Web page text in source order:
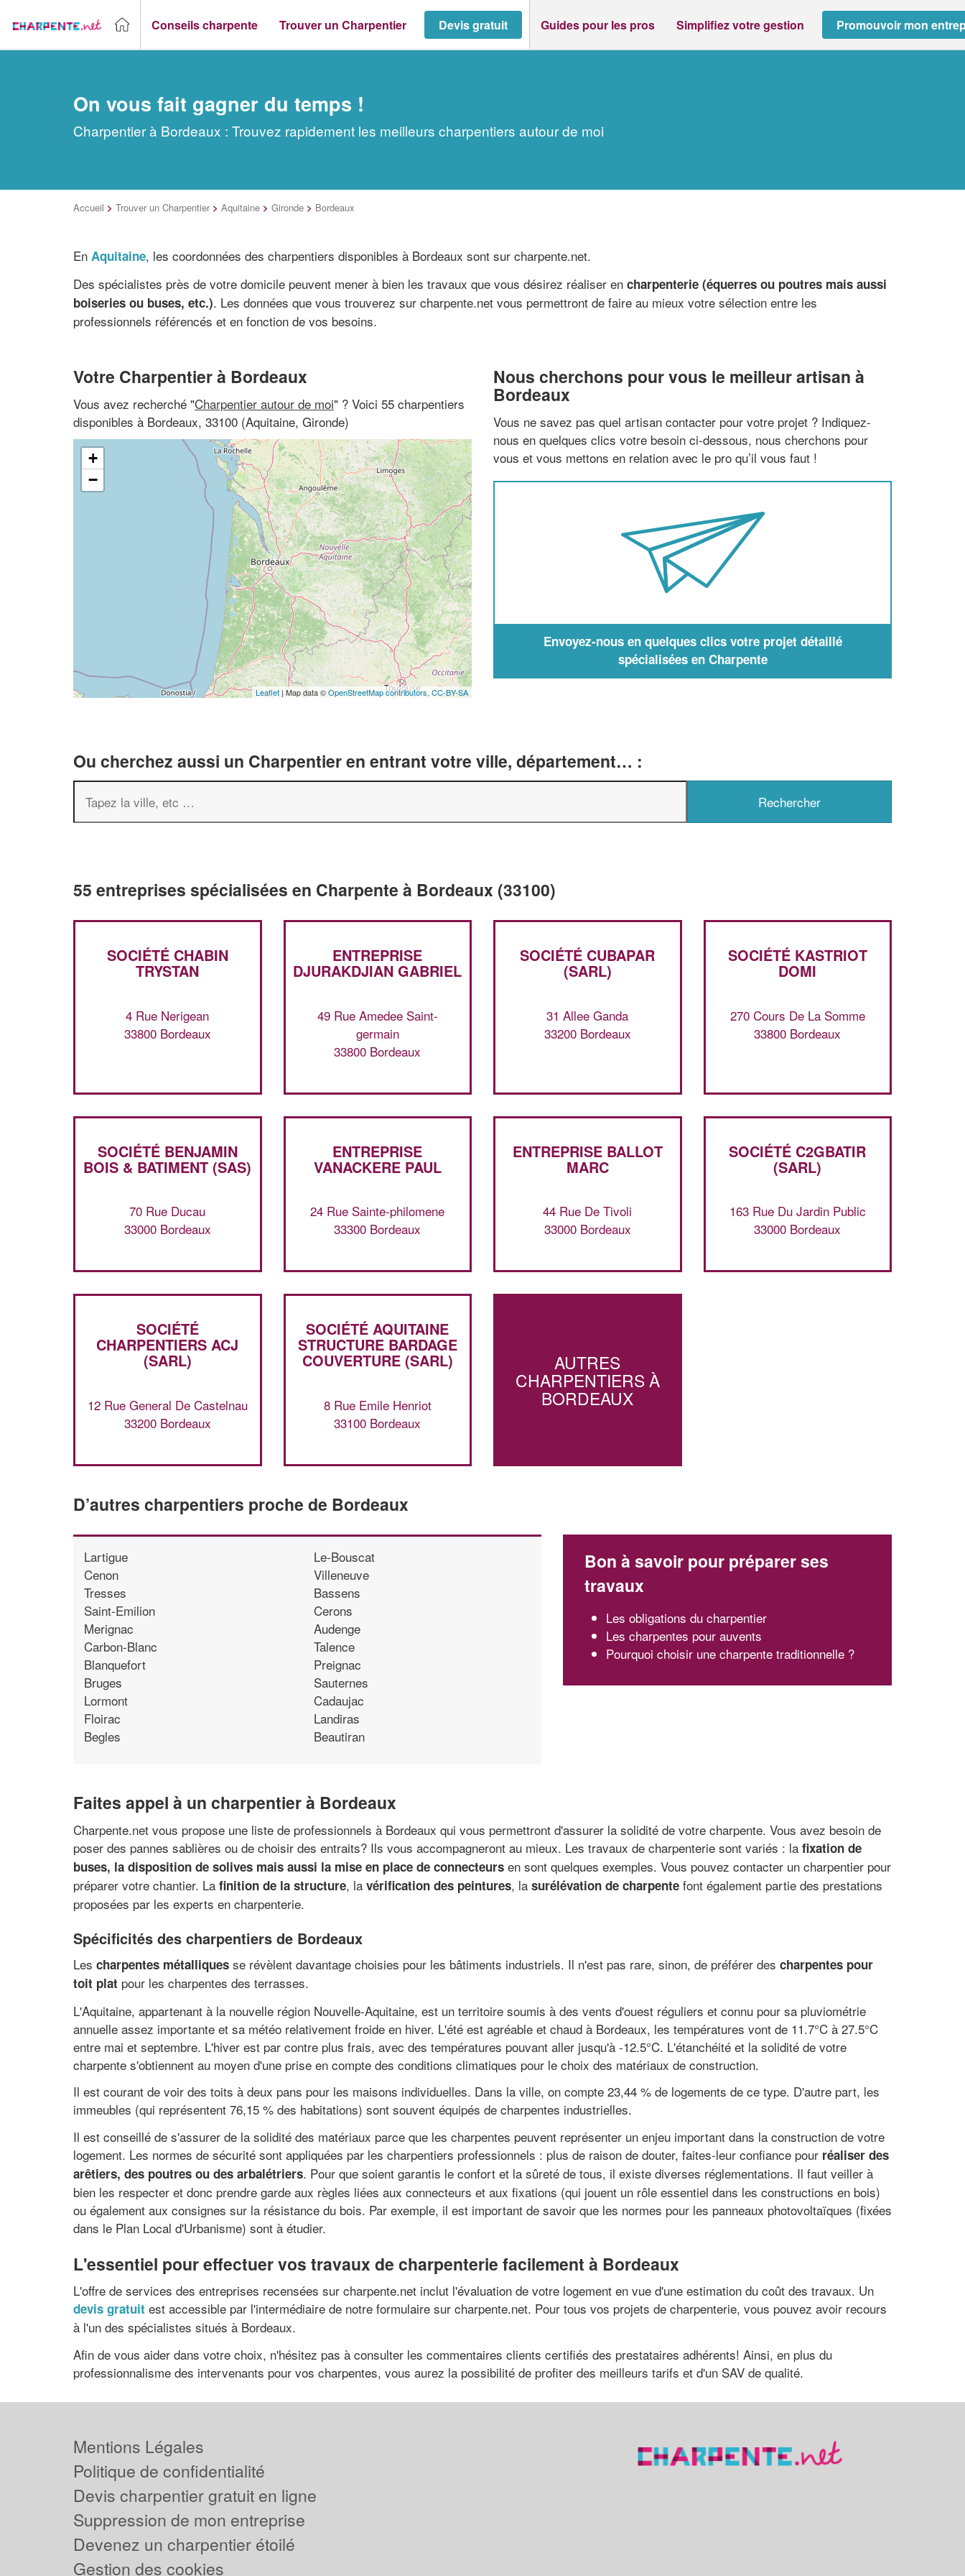
Conseils charpente Trouver un Charpentier Devis gratuit Guides pour les pros Simplifiez votre gestion Promouvoir mon
On vous fait gagner du temps !
Charpentier à Bordeaux : Trouvez rapidement les meilleurs charpentiers autour de moi
Accueil > Trouver un Charpentier > Aquitaine > Gironde > Bordeaux
En Aquitaine, les coordonnées des charpentiers disponibles à Bordeaux sont sur charpente.net.
Des spécialistes près de votre domicile peuvent mener à bien les travaux que vous désirez réaliser en charpenterie (équerres ou poutres mais aussi
boiseries ou buses, etc.). Les données que vous trouverez sur charpente.net vous permettront de faire au mieux votre sélection entre les
professionnels référencés et en fonction de vos besoins.
Votre Charpentier à Bordeaux
Vous avez recherché "Charpentier autour de moi" ? Voici 55 charpentiers
disponibles à Bordeaux, 33100 (Aquitaine, Gironde)
+
−
Leaflet | Map data ©OpenStreetMap contributors, CC-BY-SA
Nous cherchons pour vous le meilleur artisan à
Bordeaux
Vous ne savez pas quel artisan contacter pour votre projet ? Indiquez-
nous en quelques clics votre besoin ci-dessous, nous cherchons pour
vous et vous mettons en relation avec le pro qu’il vous faut !
Envoyez-nous en quelques clics votre projet détaillé
spécialisées en Charpente
Ou cherchez aussi un Charpentier en entrant votre ville, département… :
55 entreprises spécialisées en Charpente à Bordeaux (33100)
SOCIÉTÉ CHABIN
TRYSTAN
4 Rue Nerigean
33800 Bordeaux
ENTREPRISE
DJURAKDJIAN GABRIEL
49 Rue Amedee Saint-
germain
33800 Bordeaux
SOCIÉTÉ CUBAPAR
(SARL)
31 Allee Ganda
33200 Bordeaux
SOCIÉTÉ KASTRIOT
DOMI
270 Cours De La Somme
33800 Bordeaux
SOCIÉTÉ BENJAMIN
BOIS & BATIMENT (SAS)
70 Rue Ducau
33000 Bordeaux
ENTREPRISE
VANACKERE PAUL
24 Rue Sainte-philomene
33300 Bordeaux
ENTREPRISE BALLOT
MARC
44 Rue De Tivoli
33000 Bordeaux
SOCIÉTÉ C2GBATIR
(SARL)
163 Rue Du Jardin Public
33000 Bordeaux
SOCIÉTÉ
CHARPENTIERS ACJ
(SARL)
12 Rue General De Castelnau
33200 Bordeaux
SOCIÉTÉ AQUITAINE
STRUCTURE BARDAGE
COUVERTURE (SARL)
8 Rue Emile Henriot
33100 Bordeaux
AUTRES
CHARPENTIERS À
BORDEAUX
D’autres charpentiers proche de Bordeaux
Lartigue
Cenon
Tresses
Saint-Emilion
Merignac
Carbon-Blanc
Blanquefort
Bruges
Lormont
Floirac
Begles
Le-Bouscat
Villeneuve
Bassens
Cerons
Audenge
Talence
Preignac
Sauternes
Cadaujac
Landiras
Beautiran
Bon à savoir pour préparer ses
travaux
Les obligations du charpentier
Les charpentes pour auvents
Pourquoi choisir une charpente traditionnelle ?
Faites appel à un charpentier à Bordeaux
Charpente.net vous propose une liste de professionnels à Bordeaux qui vous permettront d'assurer la solidité de votre charpente. Vous avez besoin de
poser des pannes sablières ou de choisir des entraits? Ils vous accompagneront au mieux. Les travaux de charpenterie sont variés : la fixation de
buses, la disposition de solives mais aussi la mise en place de connecteurs en sont quelques exemples. Vous pouvez contacter un charpentier pour
préparer votre chantier. La finition de la structure, la vérification des peintures, la surélévation de charpente font également partie des prestations
proposées par les experts en charpenterie.
Spécificités des charpentiers de Bordeaux
Les charpentes métalliques se révèlent davantage choisies pour les bâtiments industriels. Il n'est pas rare, sinon, de préférer des charpentes pour
toit plat pour les charpentes des terrasses.
L'Aquitaine, appartenant à la nouvelle région Nouvelle-Aquitaine, est un territoire soumis à des vents d'ouest réguliers et connu pour sa pluviométrie
annuelle assez importante et sa météo relativement froide en hiver. L'été est agréable et chaud à Bordeaux, les températures vont de 11.7°C à 27.5°C
entre mai et septembre. L'hiver est par contre plus frais, avec des températures pouvant aller jusqu'à -12.5°C. L'étanchéité et la solidité de votre
charpente s'obtiennent au moyen d'une prise en compte des conditions climatiques pour le choix des matériaux de construction.
Il est courant de voir des toits à deux pans pour les maisons individuelles. Dans la ville, on compte 23,44 % de logements de ce type. D'autre part, les
immeubles (qui représentent 76,15 % des habitations) sont souvent équipés de charpentes industrielles.
Il est conseillé de s'assurer de la solidité des matériaux parce que les charpentes peuvent représenter un enjeu important dans la construction de votre
logement. Les normes de sécurité sont appliquées par les charpentiers professionnels : plus de raison de douter, faites-leur confiance pour réaliser des
arêtiers, des poutres ou des arbalétriers. Pour que soient garantis le confort et la sûreté de tous, il existe diverses réglementations. Il faut veiller à
bien les respecter et donc prendre garde aux règles liées aux connecteurs et aux fixations (qui jouent un rôle essentiel dans les constructions en bois)
ou également aux consignes sur la résistance du bois. Par exemple, il est important de savoir que les normes pour les panneaux photovoltaïques (fixées
dans le Plan Local d'Urbanisme) sont à étudier.
L'essentiel pour effectuer vos travaux de charpenterie facilement à Bordeaux
L'offre de services des entreprises recensées sur charpente.net inclut l'évaluation de votre logement en vue d'une estimation du coût des travaux. Un
devis gratuit est accessible par l'intermédiaire de notre formulaire sur charpente.net. Pour tous vos projets de charpenterie, vous pouvez avoir recours
à l'un des spécialistes situés à Bordeaux.
Afin de vous aider dans votre choix, n'hésitez pas à consulter les commentaires clients certifiés des prestataires adhérents! Ainsi, en plus du
professionnalisme des intervenants pour vos charpentes, vous aurez la possibilité de profiter des meilleurs tarifs et d'un SAV de qualité.
Vous êtes un
Mentions Légales
Politique de confidentialité
Devis charpentier gratuit en ligne
Suppression de mon entreprise
Devenez un charpentier étoilé
Gestion des cookies